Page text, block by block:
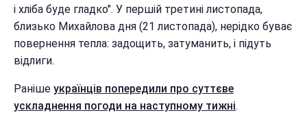
і хліба буде гладко". У першій третині листопада,
близько Михайлова дня (21 листопада), нерідко буває
повернення тепла: задощить, затуманить, і підуть
відлиги.
Раніше українців попередили про суттєве
ускладнення погоди на наступному тижні.